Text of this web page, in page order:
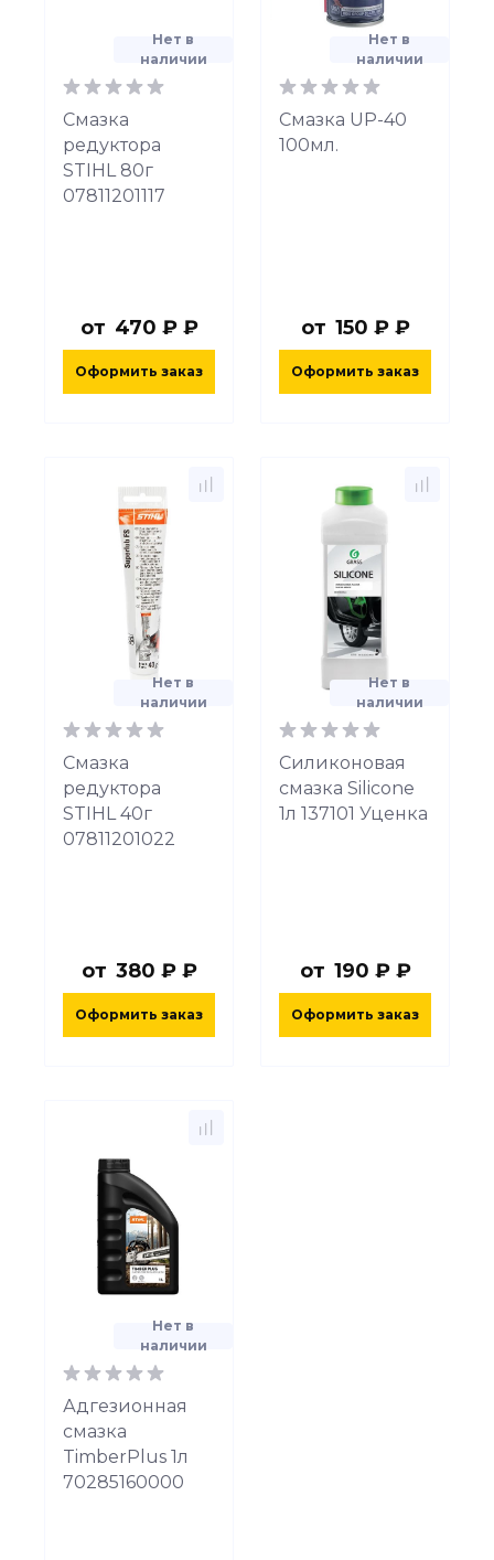
Нет в
наличии
Смазка
редуктора
STIHL 80г
07811201117
от 470 ₽ ₽
Оформить заказ
Нет в
наличии
Смазка UP-40
100мл.
от 150 ₽ ₽
Оформить заказ
Нет в
наличии
Смазка
редуктора
STIHL 40г
07811201022
от 380 ₽ ₽
Оформить заказ
Нет в
наличии
Силиконовая
смазка Silicone
1л 137101 Уценка
от 190 ₽ ₽
Оформить заказ
Нет в
наличии
Адгезионная
смазка
TimberPlus 1л
70285160000